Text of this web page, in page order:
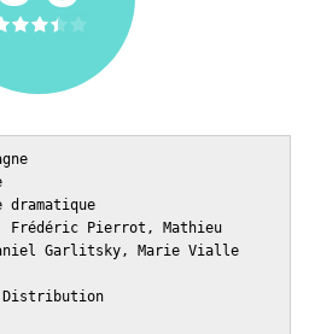
Frédéric Pierrot, Mathieu